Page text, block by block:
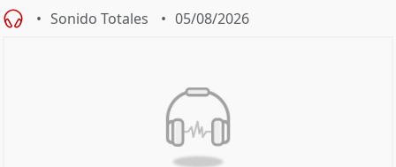
Sonido Totales 05/08/2026